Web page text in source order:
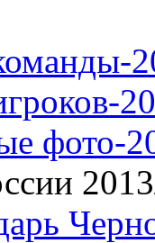
фото-